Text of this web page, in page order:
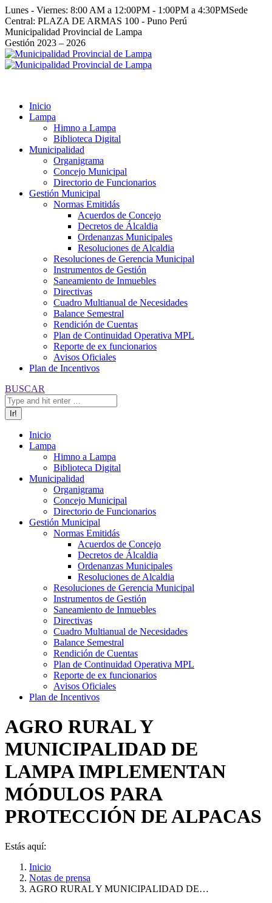
Saltar
al
contenido
Lunes - Viernes: 8:00 AM a 12:00PM - 1:00PM a 4:30PMSede
Central: PLAZA DE ARMAS 100 - Puno Perú
Facebook
page
opens
in
Instagram
page
opens
in
YouTube
page
opens
in
Twitter
page
opens
in
Municipalidad Provincial de Lampa
Gestión 2023 – 2026
Inicio
Lampa
Himno a Lampa
Biblioteca Digital
Municipalidad
Organigrama
Concejo Municipal
Directorio de Funcionarios
Gestión Municipal
Normas Emitidás
Acuerdos de Concejo
Decretos de Álcaldia
Ordenanzas Municipales
Resoluciones de Alcaldia
Resoluciones de Gerencia Municipal
Instrumentos de Gestión
Saneamiento de Inmuebles
Directivas
Cuadro Multianual de Necesidades
Balance Semestral
Rendición de Cuentas
Plan de Continuidad Operativa MPL
Reporte de ex funcionarios
Avisos Oficiales
Plan de Incentivos
Buscar:
BUSCAR
Inicio
Lampa
Himno a Lampa
Biblioteca Digital
Municipalidad
Organigrama
Concejo Municipal
Directorio de Funcionarios
Gestión Municipal
Normas Emitidás
Acuerdos de Concejo
Decretos de Álcaldia
Ordenanzas Municipales
Resoluciones de Alcaldia
Resoluciones de Gerencia Municipal
Instrumentos de Gestión
Saneamiento de Inmuebles
Directivas
Cuadro Multianual de Necesidades
Balance Semestral
Rendición de Cuentas
Plan de Continuidad Operativa MPL
Reporte de ex funcionarios
Avisos Oficiales
Plan de Incentivos
AGRO RURAL Y
MUNICIPALIDAD DE
LAMPA IMPLEMENTAN
MÓDULOS PARA
PROTECCIÓN DE ALPACAS
Estás aquí:
Inicio
Notas de prensa
AGRO RURAL Y MUNICIPALIDAD DE…